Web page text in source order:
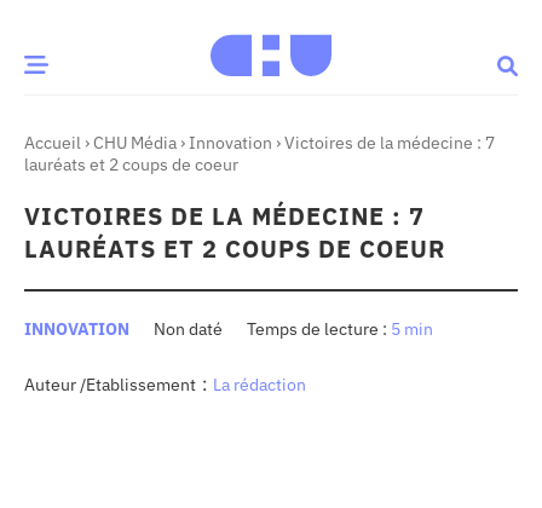
MOMENT
Innovation
& patrimoine Patient
Accueil › CHU Média › Innovation ›Victoires de la médecine : 7
lauréats et 2 coups de coeur
VICTOIRES DE LA MÉDECINE : 7
LAURÉATS ET 2 COUPS DE COEUR
INNOVATION Non daté 5 min
Auteur /Etablissement : La rédaction